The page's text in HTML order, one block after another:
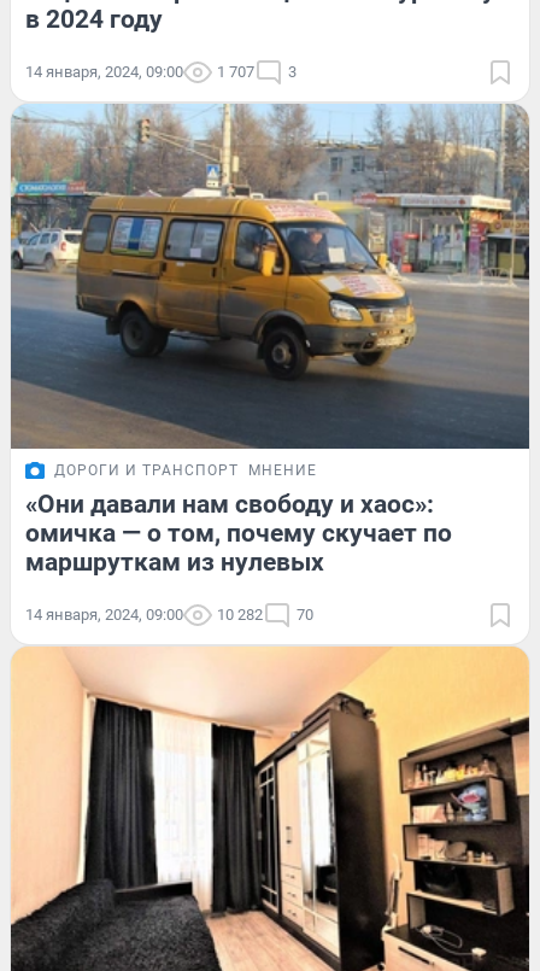
в 2024 году
14 января, 2024, 09:00 1 707 3
ДОРОГИ И ТРАНСПОРТ МНЕНИЕ
«Они давали нам свободу и хаос»:
омичка — о том, почему скучает по
маршруткам из нулевых
14 января, 2024, 09:00 10 282 70